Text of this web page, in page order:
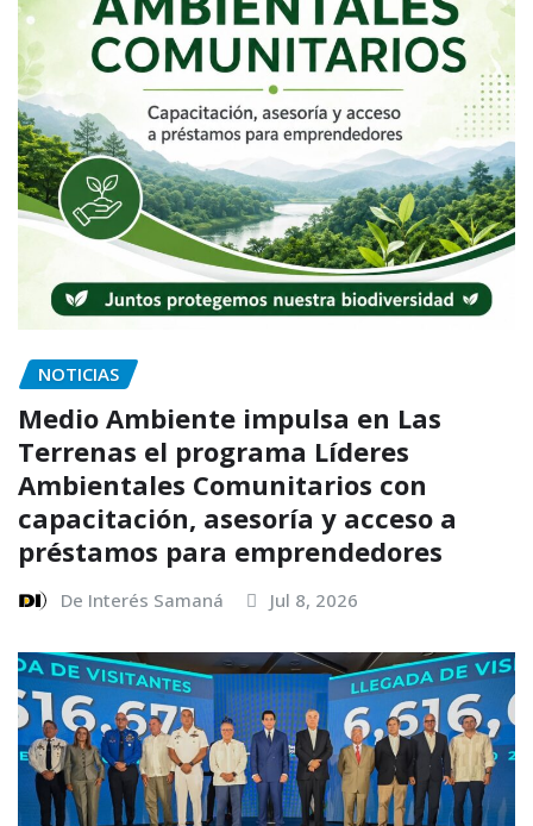
NOTICIAS
Medio Ambiente impulsa en Las
Terrenas el programa Líderes
Ambientales Comunitarios con
capacitación, asesoría y acceso a
préstamos para emprendedores
De Interés Samaná Jul 8, 2026